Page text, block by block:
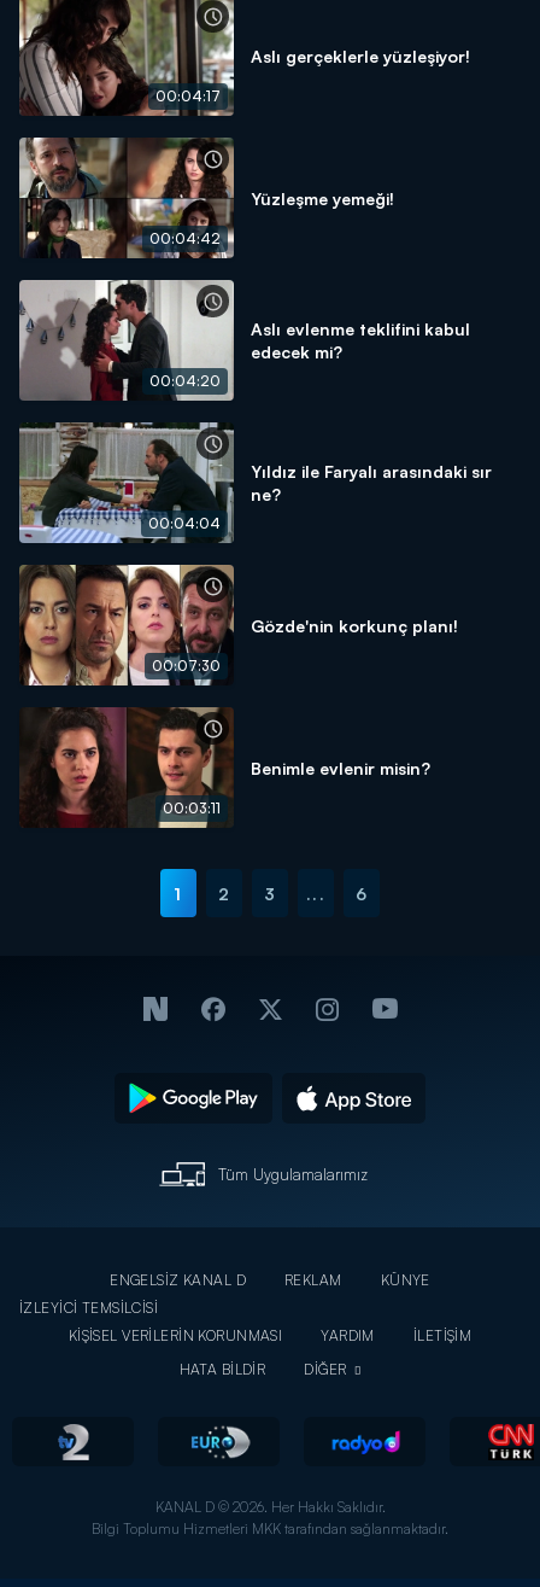
00:04:17
Aslı gerçeklerle yüzleşiyor!
00:04:42
Yüzleşme yemeği!
00:04:20
Aslı evlenme teklifini kabul
edecek mi?
00:04:04
Yıldız ile Faryalı arasındaki sır
ne?
00:07:30
Gözde'nin korkunç planı!
00:03:11
Benimle evlenir misin?
1 2 3 ... 6
Tüm Uygulamalarımız
ENGELSİZ KANAL D REKLAM
KÜNYE
İZLEYİCİ TEMSİLCİSİ
KİŞİSEL VERİLERİN KORUNMASI
YARDIM
İLETİŞİM
HATA BİLDİR
DİĞER
KANAL D © 2026. Her Hakkı Saklıdır.
Bilgi Toplumu Hizmetleri MKK tarafından sağlanmaktadır.